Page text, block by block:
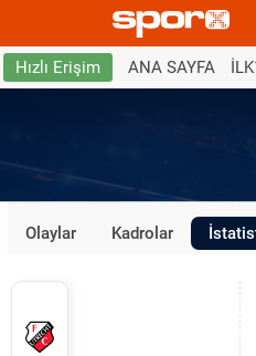
Hızlı Erişim ANA SAYFA
Olaylar Kadrolar